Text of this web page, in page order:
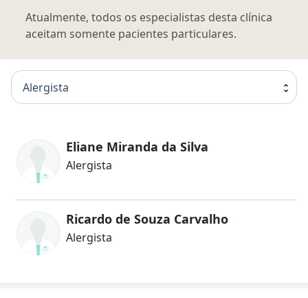
Atualmente, todos os especialistas desta clínica
aceitam somente pacientes particulares.
Alergista
Eliane Miranda da Silva
Alergista
Ricardo de Souza Carvalho
Alergista